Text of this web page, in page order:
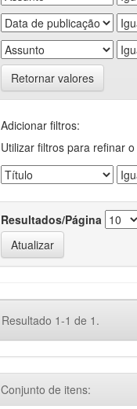
Retornar valores
Adicionar filtros:
Utilizar filtros para refinar
Resultados/Página
Resultado 1-1 de 1.
Conjunto de itens: